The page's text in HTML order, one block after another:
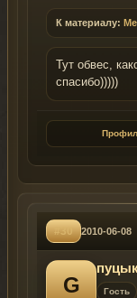
К материалу:
Тут обвес,
спасибо)))))
#30 2010-06-08
G Гость